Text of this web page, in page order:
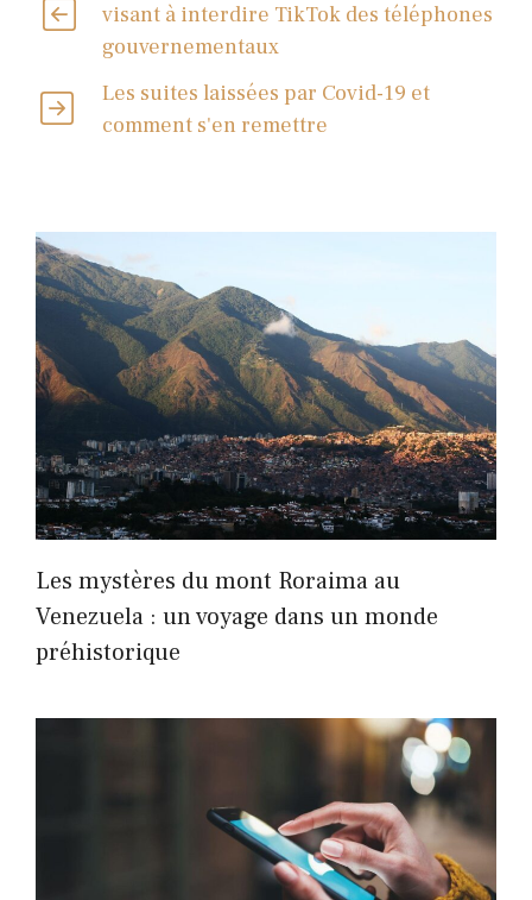
visant à interdire TikTok des téléphones
gouvernementaux
Les suites laissées par Covid-19 et
comment s'en remettre
Les mystères du mont Roraima au
Venezuela : un voyage dans un monde
préhistorique